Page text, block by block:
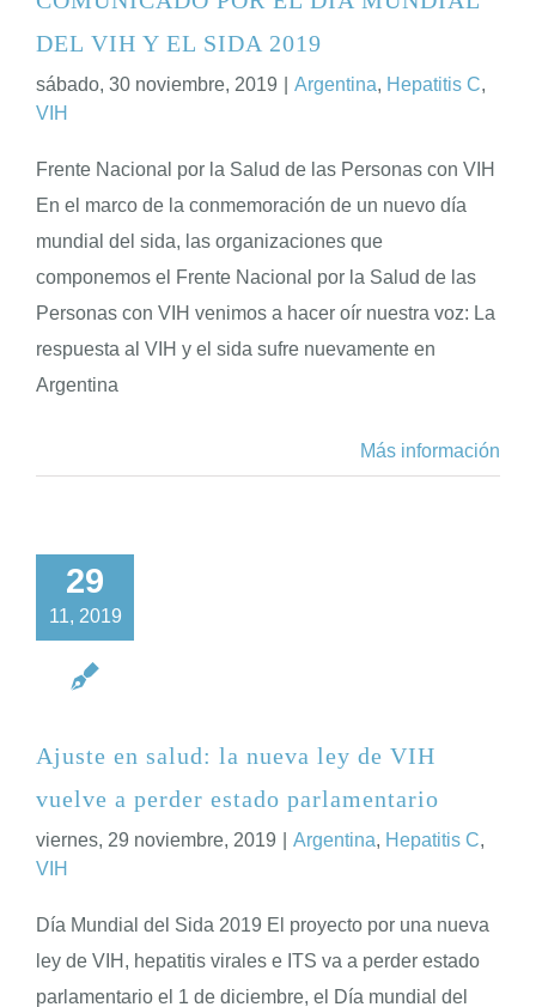
ENGLISH
DEL VIH Y EL SIDA 2019
sábado, 30 noviembre, 2019 Argentina, Hepatitis C,
VIH
Frente Nacional por la Salud de las Personas con VIH
En el marco de la conmemoración de un nuevo día
mundial del sida, las organizaciones que
componemos el Frente Nacional por la Salud de las
Personas con VIH venimos a hacer oír nuestra voz: La
respuesta al VIH y el sida sufre nuevamente en
Argentina
Más información
29
11, 2019
Ajuste en salud: la nueva ley de VIH
vuelve a perder estado parlamentario
viernes, 29 noviembre, 2019 Argentina, Hepatitis C,
VIH
Día Mundial del Sida 2019 El proyecto por una nueva
ley de VIH, hepatitis virales e ITS va a perder estado
parlamentario el 1 de diciembre, el Día mundial del